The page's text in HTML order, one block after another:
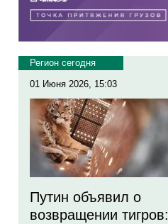
Регион сегодня
01 Июня 2026, 15:03
Путин объявил о
возвращении тигров: